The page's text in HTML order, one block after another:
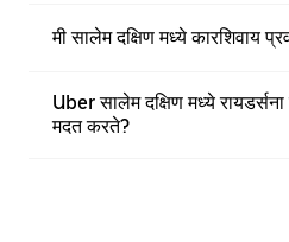
मी सालेम दक्षिण मध्ये कारशिवाय
Uber सालेम दक्षिण मध्ये
मदत करते?